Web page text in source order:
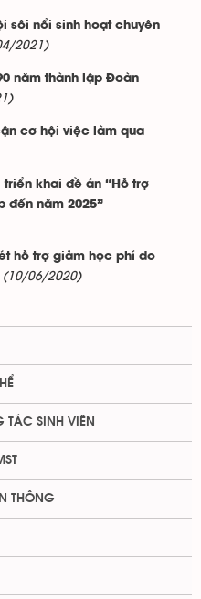
sôi nổi sinh hoạt chuyên
2021)
năm thành lập Đoàn
cơ hội việc làm qua
khai đề án “Hỗ trợ
đến năm 2025”
hỗ trợ giảm học phí do
(10/06/2020)
TÁC SINH VIÊN
THÔNG